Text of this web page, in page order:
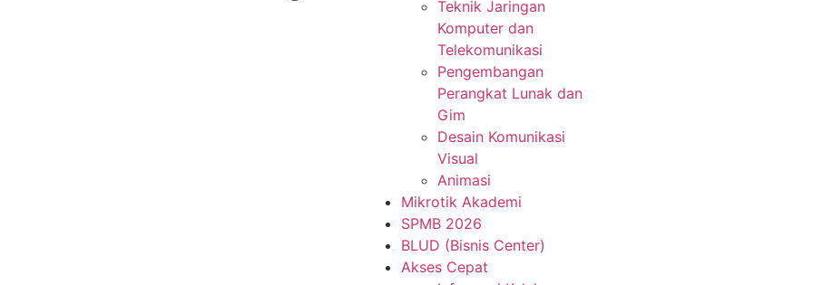
Teknik Jaringan
Komputer dan
Telekomunikasi
Pengembangan
Perangkat Lunak dan
Gim
Desain Komunikasi
Visual
Animasi
Mikrotik Akademi
SPMB 2026
BLUD (Bisnis Center)
Akses Cepat